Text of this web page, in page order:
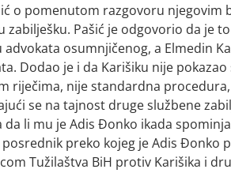
o pomenutom razgovoru njegovim
Pašić je odgovorio da je
osumnjičenog, a Elmedin
Dodao je i da Karišiku nije
riječima, nije standardna
se na tajnost druge službene
li mu je Adis Đonko ikada
preko kojeg je Adis Đonko
Tužilaštva BiH protiv Karišika i